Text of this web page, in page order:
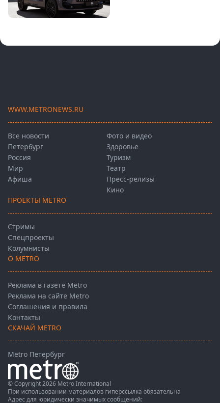
WWW.METRONEWS.RU
Все новости
Петербург
Россия
Мир
Афиша
Фото и видео
Здоровье
Туризм
Театр
Пресс-релизы
Кино
ПРОЕКТЫ METRO
Стримы
Спецпроекты
Колумнисты
О METRO
Реклама в газете Metro
Реклама на сайте Metro
Соглашения и правила
Контакты
СКАЧАЙ METRO
Metro Петербург
© Copyright 2026 Metro International
При использовании материалов гиперссылка обязательна
Адрес для юридически значимых сообщений: